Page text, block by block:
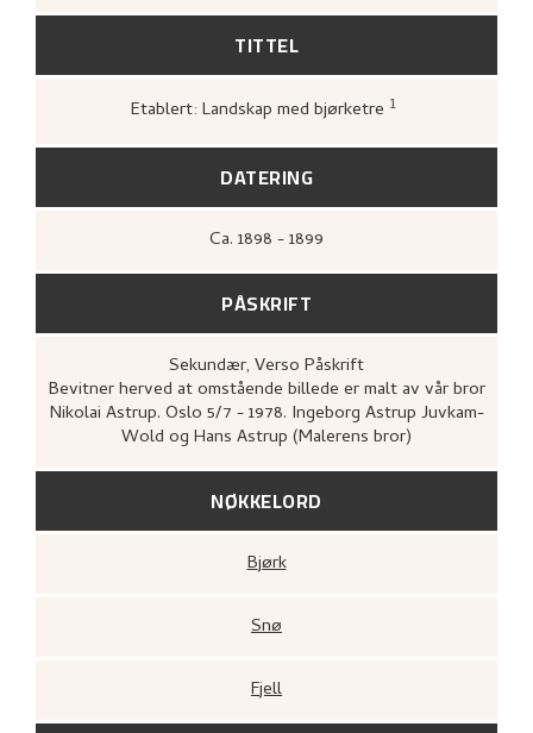
TITTEL
Etablert: Landskap med bjørketre 1
Hjemstavnskunstneren Nikolai Astrup
(Oslo: Grøndahl Dreyer / De Norske
Bokklubbene, 1993 [1986]),
DATERING
Ca. 1898 - 1899
PÅSKRIFT
Sekundær, Verso Påskrift
Bevitner herved at omstående billede er malt av vår bror
Nikolai Astrup. Oslo 5/7 - 1978. Ingeborg Astrup Juvkam-
Wold og Hans Astrup (Malerens bror)
NØKKELORD
Bjørk
Snø
Fjell